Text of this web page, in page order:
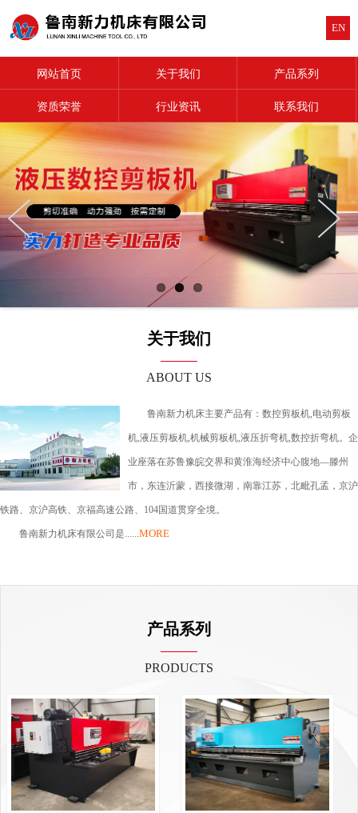
EN
网站首页 关于我们 产品系列
资质荣誉 行业资讯 联系我们
关于我们
ABOUT US
鲁南新力机床主要产品有：数控剪板机,电动剪板
机,液压剪板机,机械剪板机,液压折弯机,数控折弯机。企
业座落在苏鲁豫皖交界和黄淮海经济中心腹地—滕州
市，东连沂蒙，西接微湖，南靠江苏，北毗孔孟，京沪
铁路、京沪高铁、京福高速公路、104国道贯穿全境。
鲁南新力机床有限公司是......MORE
产品系列
PRODUCTS